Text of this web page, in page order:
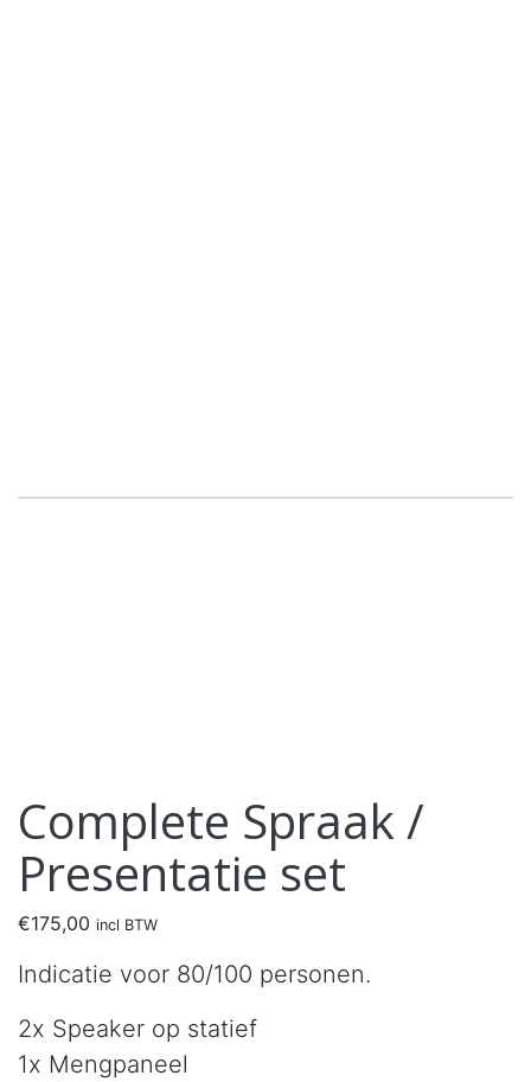
Complete Spraak /
Presentatie set
€175,00 incl BTW
Indicatie voor 80/100 personen.
2x Speaker op statief
1x Mengpaneel